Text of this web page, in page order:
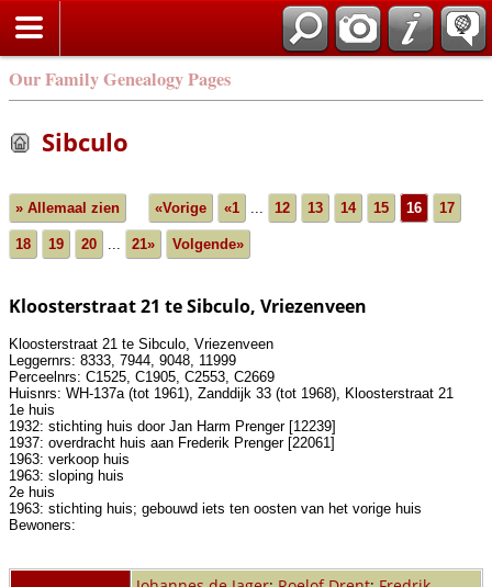
Our Family Genealogy Pages
Sibculo
» Allemaal zien «Vorige «1 ... 12 13 14 15 16 17
18 19 20 ... 21» Volgende»
Kloosterstraat 21 te Sibculo, Vriezenveen
Kloosterstraat 21 te Sibculo, Vriezenveen
Leggernrs: 8333, 7944, 9048, 11999
Perceelnrs: C1525, C1905, C2553, C2669
Huisnrs: WH-137a (tot 1961), Zanddijk 33 (tot 1968), Kloosterstraat 21
1e huis
1932: stichting huis door Jan Harm Prenger [12239]
1937: overdracht huis aan Frederik Prenger [22061]
1963: verkoop huis
1963: sloping huis
2e huis
1963: stichting huis; gebouwd iets ten oosten van het vorige huis
Bewoners: